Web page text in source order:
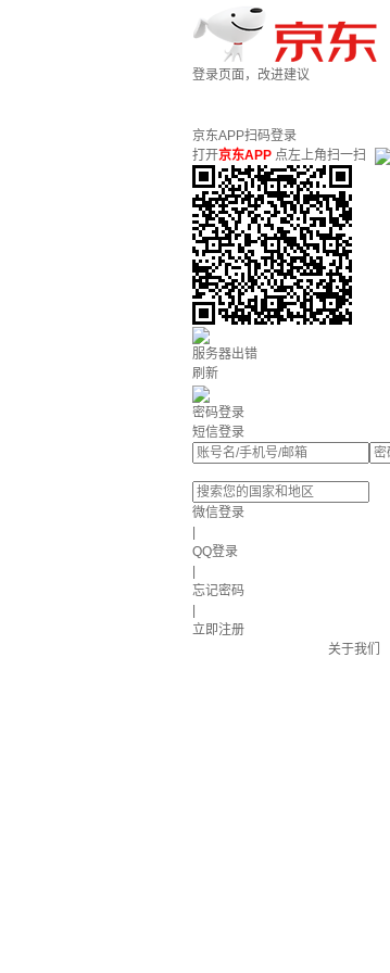
登录页面，改进建议
京东APP扫码登录
打开京东APP 点左上角扫一扫
服务器出错
刷新
密码登录
短信登录
微信登录
QQ登录
忘记密码
立即注册
关于我们